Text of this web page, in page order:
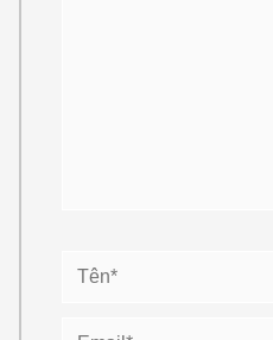
Lưu tên của tôi,